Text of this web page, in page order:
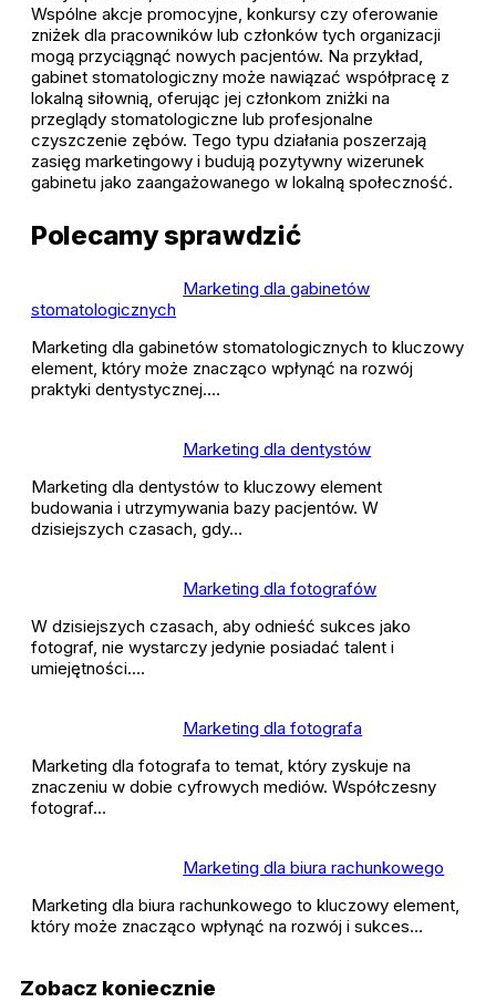
Wspólne akcje promocyjne, konkursy czy oferowanie
zniżek dla pracowników lub członków tych organizacji
mogą przyciągnąć nowych pacjentów. Na przykład,
gabinet stomatologiczny może nawiązać współpracę z
lokalną siłownią, oferując jej członkom zniżki na
przeglądy stomatologiczne lub profesjonalne
czyszczenie zębów. Tego typu działania poszerzają
zasięg marketingowy i budują pozytywny wizerunek
gabinetu jako zaangażowanego w lokalną społeczność.
Polecamy sprawdzić
Marketing dla gabinetów
stomatologicznych
Marketing dla gabinetów stomatologicznych to kluczowy
element, który może znacząco wpłynąć na rozwój
praktyki dentystycznej.…
Marketing dla dentystów
Marketing dla dentystów to kluczowy element
budowania i utrzymywania bazy pacjentów. W
dzisiejszych czasach, gdy…
Marketing dla fotografów
W dzisiejszych czasach, aby odnieść sukces jako
fotograf, nie wystarczy jedynie posiadać talent i
umiejętności.…
Marketing dla fotografa
Marketing dla fotografa to temat, który zyskuje na
znaczeniu w dobie cyfrowych mediów. Współczesny
fotograf…
Marketing dla biura rachunkowego
Marketing dla biura rachunkowego to kluczowy element,
który może znacząco wpłynąć na rozwój i sukces…
Zobacz koniecznie